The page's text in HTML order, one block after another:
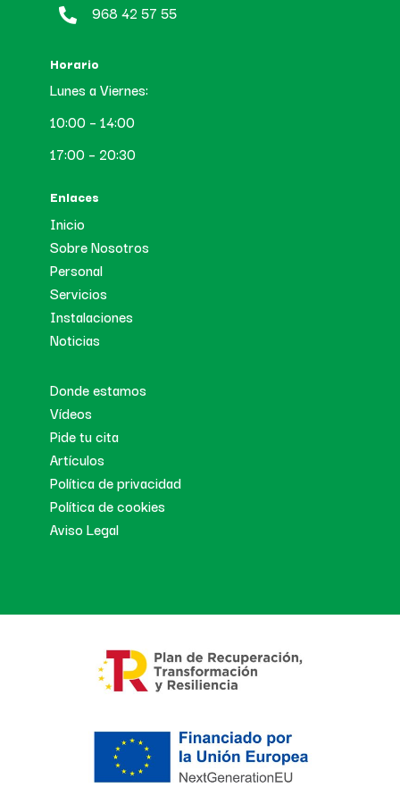
 968 42 57 55
Horario
Lunes a Viernes:
10:00 – 14:00
17:00 – 20:30
Enlaces
Inicio
Sobre Nosotros
Personal
Servicios
Instalaciones
Noticias
Donde estamos
Vídeos
Pide tu cita
Artículos
Política de privacidad
Política de cookies
Aviso Legal